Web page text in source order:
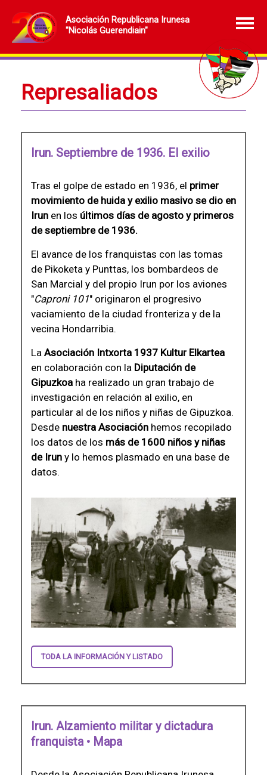
Asociación Republicana Irunesa
"Nicolás Guerendiain"
Represaliados
Irun. Septiembre de 1936. El exilio
Tras el golpe de estado en 1936, el primer
movimiento de huida y exilio masivo se dio en
Irun en los últimos días de agosto y primeros
de septiembre de 1936.
El avance de los franquistas con las tomas
de Pikoketa y Punttas, los bombardeos de
San Marcial y del propio Irun por los aviones
"Caproni 101" originaron el progresivo
vaciamiento de la ciudad fronteriza y de la
vecina Hondarribia.
La Asociación Intxorta 1937 Kultur Elkartea
en colaboración con la Diputación de
Gipuzkoa ha realizado un gran trabajo de
investigación en relación al exilio, en
particular al de los niños y niñas de Gipuzkoa.
Desde nuestra Asociación hemos recopilado
los datos de los más de 1600 niños y niñas
de Irun y lo hemos plasmado en una base de
datos.
TODA LA INFORMACIÓN Y LISTADO
Irun. Alzamiento militar y dictadura
franquista • Mapa